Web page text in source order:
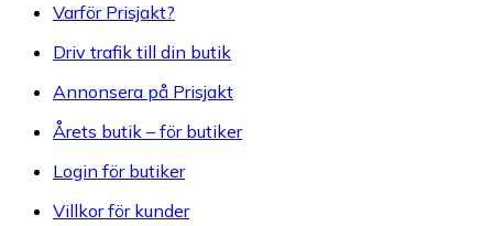
Varför Prisjakt?
Driv trafik till din butik
Annonsera på Prisjakt
Årets butik – för butiker
Login för butiker
Villkor för kunder